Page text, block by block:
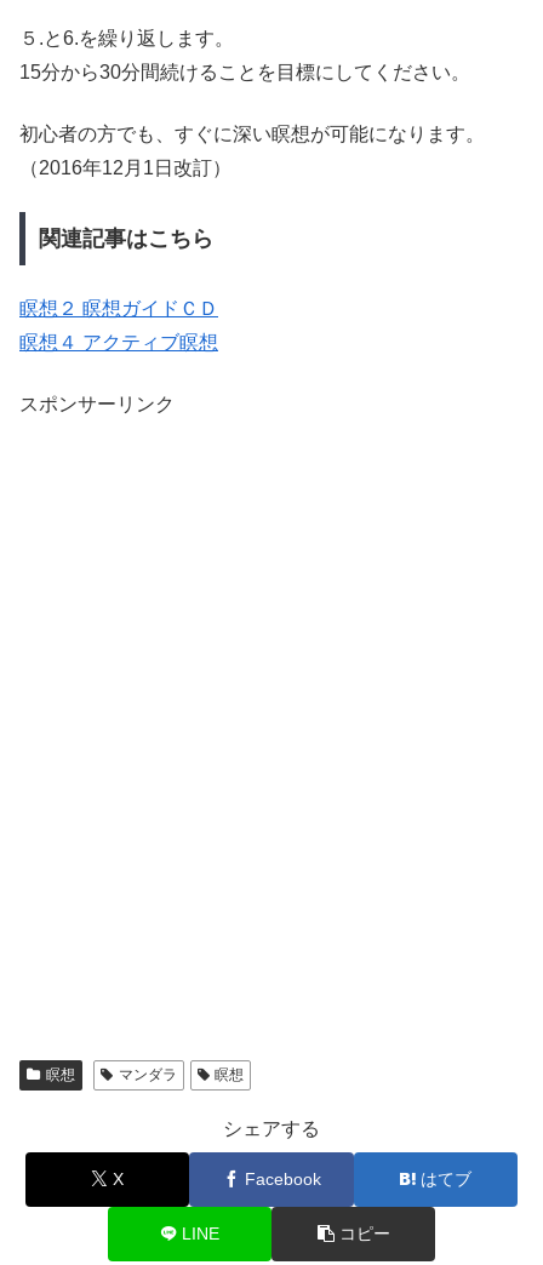
５.と6.を繰り返します。
15分から30分間続けることを目標にしてください。
初心者の方でも、すぐに深い瞑想が可能になります。
（2016年12月1日改訂）
関連記事はこちら
瞑想２ 瞑想ガイドＣＤ
瞑想４ アクティブ瞑想
スポンサーリンク
瞑想 マンダラ 瞑想
シェアする
X Facebook はてブ
LINE コピー